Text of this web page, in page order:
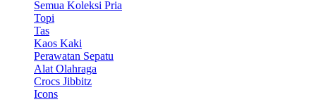
Semua Koleksi Pria
Topi
Tas
Kaos Kaki
Perawatan Sepatu
Alat Olahraga
Crocs Jibbitz
Icons